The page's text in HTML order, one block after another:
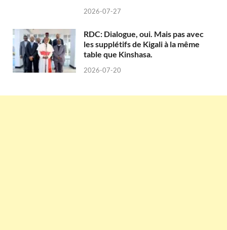
2026-07-27
RDC: Dialogue, oui. Mais pas avec
les supplétifs de Kigali à la même
table que Kinshasa.
2026-07-20